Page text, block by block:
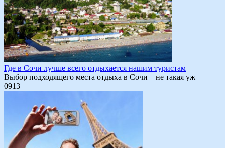
Где в Сочи лучше всего отдыхается нашим туристам
Выбор подходящего места отдыха в Сочи – не такая уж
0913